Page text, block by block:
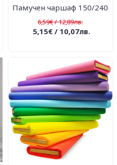
Памучен чаршаф 150/240
6,59€ / 12,89лв.
5,15€ / 10,07лв.